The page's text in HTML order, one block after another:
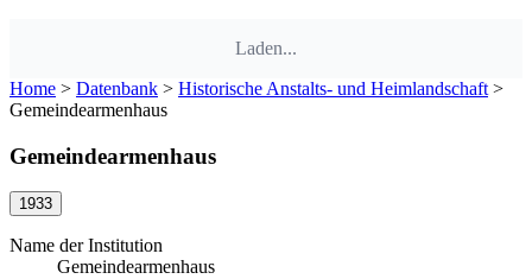
Laden...
Home > Datenbank > Historische Anstalts- und Heimlandschaft >
Gemeindearmenhaus
Gemeindearmenhaus
1933
Name der Institution
Gemeindearmenhaus